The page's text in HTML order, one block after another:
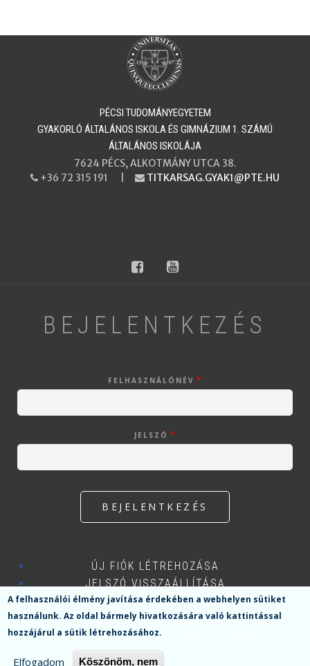
PÉCSI TUDOMÁNYEGYETEM
​​​​​​​GYAKORLÓ ÁLTALÁNOS ISKOLA ÉS GIMNÁZIUM 1. SZÁMÚ
ÁLTALÁNOS ISKOLÁJA
7624 PÉCS, ALKOTMÁNY UTCA 38.
PHONE
+36 72 315 191 | EMAIL
TITKARSAG.GYAK1@PTE.HU
facebookyoutube
BEJELENTKEZÉS
FELHASZNÁLÓNÉV
JELSZÓ
ÚJ FIÓK LÉTREHOZÁSA
JELSZÓ VISSZAÁLLÍTÁSA
A felhasználói élmény javítása érdekében a webhelyen sütiket
használunk.Az oldal bármely hivatkozására való kattintással
hozzájárul a sütik létrehozásához.
Elfogadom Köszönöm, nem